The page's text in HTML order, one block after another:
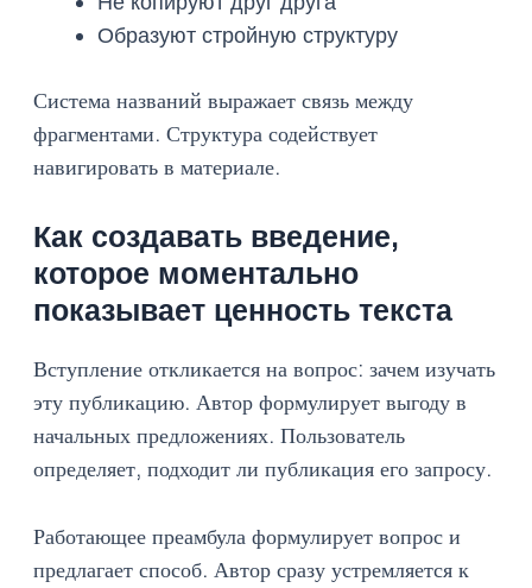
Образуют стройную структуру
Система названий выражает связь между
фрагментами. Структура содействует
навигировать в материале.
Как создавать введение,
которое моментально
показывает ценность текста
Вступление откликается на вопрос: зачем изучать
эту публикацию. Автор формулирует выгоду в
начальных предложениях. Пользователь
определяет, подходит ли публикация его запросу.
Работающее преамбула формулирует вопрос и
предлагает способ. Автор сразу устремляется к